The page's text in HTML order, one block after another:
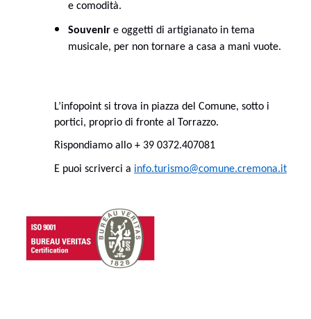
e comodità.
Souvenir e oggetti di artigianato in tema
musicale, per non tornare a casa a mani vuote.
L’infopoint si trova in piazza del Comune, sotto i
portici, proprio di fronte al Torrazzo.
Rispondiamo allo + 39 0372.407081
E puoi scriverci a info.turismo@comune.cremona.it